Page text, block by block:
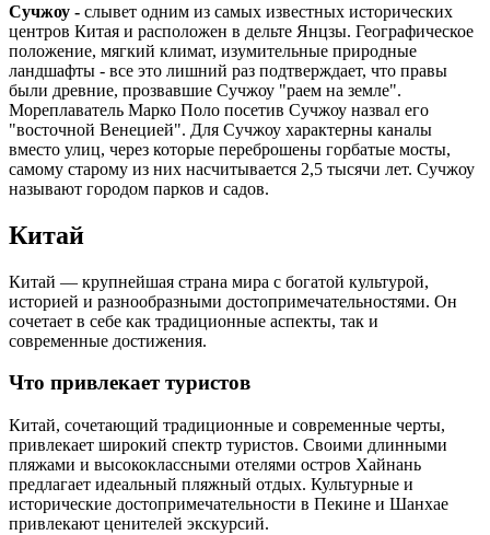
Сучжоу - слывет одним из самых известных исторических
центров Китая и расположен в дельте Янцзы. Географическое
положение, мягкий климат, изумительные природные
ландшафты - все это лишний раз подтверждает, что правы
были древние, прозвавшие Сучжоу "раем на земле".
Мореплаватель Марко Поло посетив Сучжоу назвал его
"восточной Венецией". Для Сучжоу характерны каналы
вместо улиц, через которые переброшены горбатые мосты,
самому старому из них насчитывается 2,5 тысячи лет. Сучжоу
называют городом парков и садов.
Китай
Китай — крупнейшая страна мира с богатой культурой,
историей и разнообразными достопримечательностями. Он
сочетает в себе как традиционные аспекты, так и
современные достижения.
Что привлекает туристов
Китай, сочетающий традиционные и современные черты,
привлекает широкий спектр туристов. Своими длинными
пляжами и высококлассными отелями остров Хайнань
предлагает идеальный пляжный отдых. Культурные и
исторические достопримечательности в Пекине и Шанхае
привлекают ценителей экскурсий.